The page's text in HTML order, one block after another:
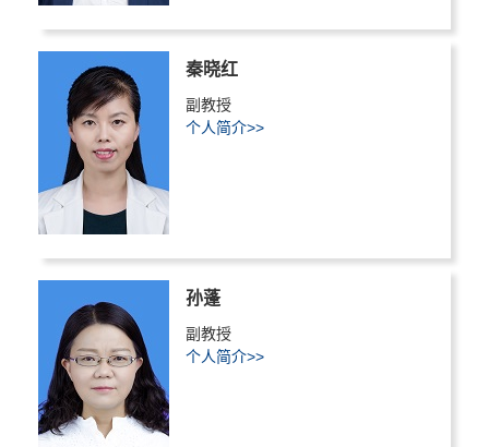
秦晓红
副教授
个人简介>>
孙蓬
副教授
个人简介>>